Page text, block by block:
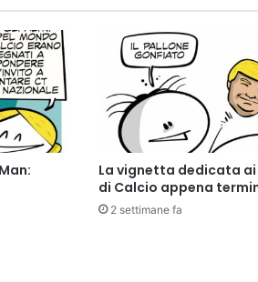
La vignetta dedicata
di Calcio appena
2 settimane fa